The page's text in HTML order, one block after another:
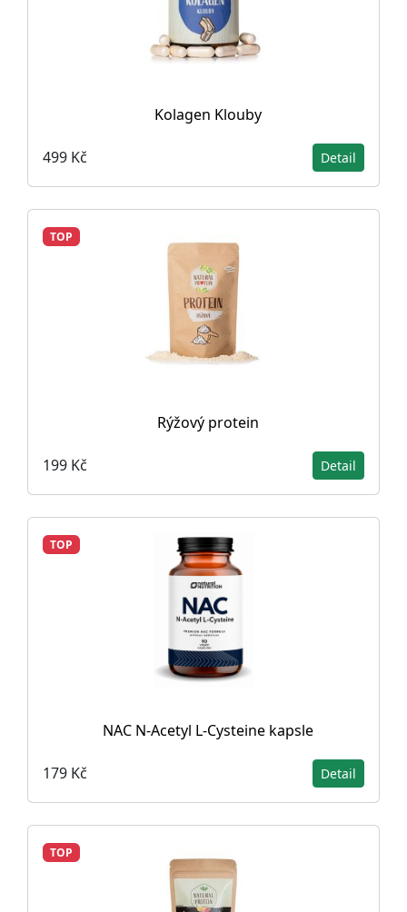
Kolagen Klouby
499 Kč Detail
TOP
Rýžový protein
199 Kč Detail
TOP
NAC N-Acetyl L-Cysteine ​​kapsle
179 Kč Detail
TOP